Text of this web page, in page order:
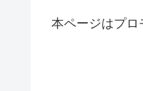
本ページはプロ